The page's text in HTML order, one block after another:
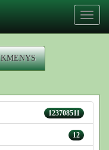
Toggle
123708511
12